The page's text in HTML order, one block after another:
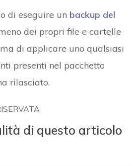
di eseguire un backup del
dei propri file e cartelle
di applicare uno qualsiasi
presenti nel pacchetto
rilasciato.
di questo articolo